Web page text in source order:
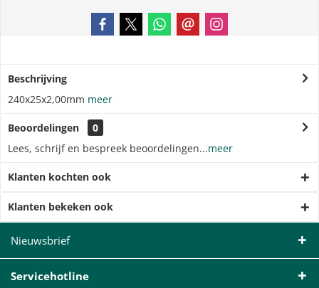
Beschrijving
240x25x2,00mm meer
Beoordelingen
0
Lees, schrijf en bespreek beoordelingen...meer
Klanten kochten ook
Klanten bekeken ook
Nieuwsbrief
Servicehotline